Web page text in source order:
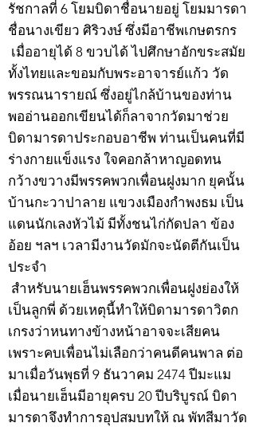
รัชกาลที่ 6 โยมบิดาชื่อนายอยู่ โยมมารดา
ชื่อนางเขียว ศิริวงษ์ ซึ่งมีอาชีพเกษตรกร
เมื่ออายุได้ 8 ขวบได้ ไปศึกษาอักขระสมัย
ทั้งไทยและขอมกับพระอาจารย์แก้ว วัด
พรรณนารายณ์ ซึ่งอยู่ไกล้บ้านของท่าน
พออ่านออกเขียนได้ก็ลาจากวัดมาช่วย
บิดามารดาประกอบอาชีพ ท่านเป็นคนที่มี
ร่างกายแข็งแรง ใจคอกล้าหาญอดทน
กว้างขวางมีพรรคพวกเพื่อนฝูงมาก ยุคนั้น
บ้านกะวาปาลาย แขวงเมืองกำพงธม เป็น
แดนนักเลงหัวไม้ มีทั้งชนไก่กัดปลา ข้อง
อ้อย ฯลฯ เวลามีงานวัดมักจะนัดตีกันเป็น
ประจำ
สำหรับนายเฮ็นพรรคพวกเพื่อนฝูงย่องให้
เป็นลูกพี่ ด้วยเหตุนี้ทำให้บิดามารดาวิตก
เกรงว่าหนทางข้างหน้าอาจจะเสียคน
เพราะคบเพื่อนไม่เลือกว่าคนดีคนพาล ต่อ
มาเมื่อวันพุธที่ 9 ธันวาคม 2474 ปีมะแม
เมื่อนายเฮ็นมีอายุครบ 20 ปีบริบูรณ์ บิดา
มารดาจึงทำการอุปสมบทให้ ณ พัทสีมาวัด